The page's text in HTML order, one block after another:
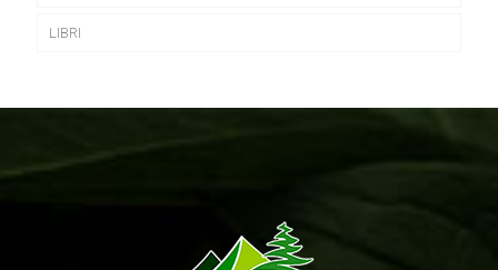
LIBRI